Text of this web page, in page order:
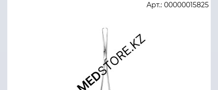
Арт.: 00000015825